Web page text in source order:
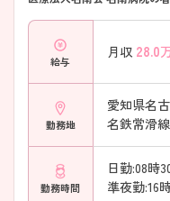
ます
の療養段階を意識した看護
ます → 現場での判断力・対
――――――――――――――― ■
す ―――――――――――――――
きる法人です。 ・病院、在
活まで見据えた連携が可能
しています → 「地域に根ざ
給与
月収 28.0
勤務地
愛知県名
名鉄常滑線
勤務時間
日勤:08時
準夜勤:16